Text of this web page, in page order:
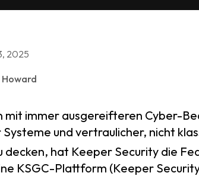
2025
Howard
mit immer ausgereifteren Cyber-
Systeme und vertraulicher, nicht
decken, hat Keeper Security die
KSGC-Plattform (Keeper